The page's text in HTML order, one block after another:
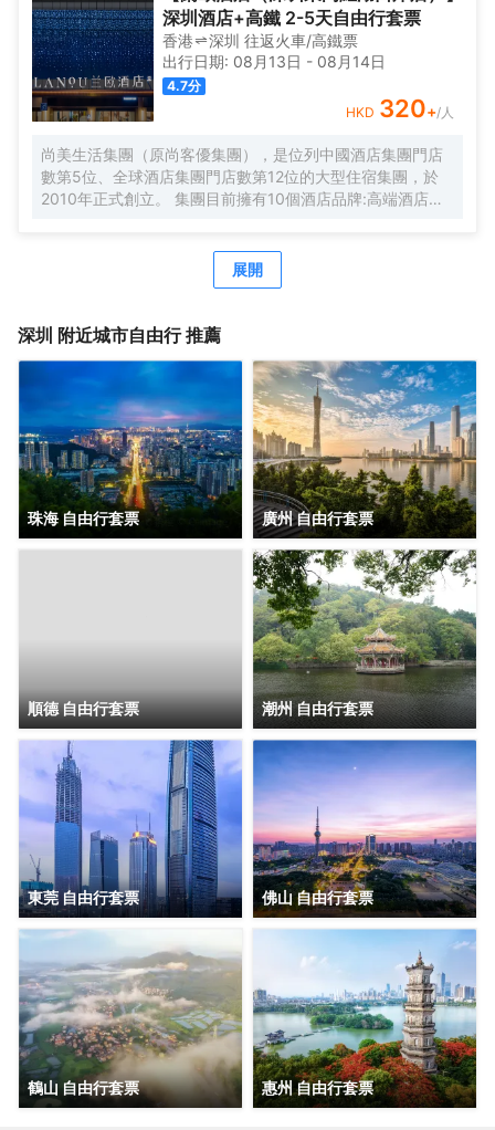
待，為您洗去一身疲憊。-影音娛樂:部分房間配備高清投影
儀，打造私人影院，享受震撼視聽盛宴。-貼心服務:酒店設有
洗衣房，並提供烘乾服務，解決您的洗衣煩惱，讓旅途更加
輕鬆自在。歡橙酒店是您商務出行、休閒度假的理想之選。
期待您的光臨！温馨提示，圖片僅供參考，無法涵蓋所有房
型，詳細的實物照片請諮詢酒店。
深圳酒店+高鐵 2-5天自由行套票
香港 深圳 往返火車/高鐵票
出行日期: 08月13日 - 08月14日
4.7分
HKD 320+/人
尚美生活集團（原尚客優集團），是位列中國酒店集團門店
數第5位、全球酒店集團門店數第12位的大型住宿集團，於
2010年正式創立。 集團目前擁有10個酒店品牌:高端酒店品
牌花美時、公寓品牌LIPPO公社。尚美生活旗下酒店超過
3500家（含在營店和籌建店），現已覆蓋全國31個省293座
團，尚美生活憑藉創新的商業模式、強大的品牌優勢和專業
創、共享大住宿共同體。未來，集團將不斷探索住宿業與互
聯網的結合、與新生活方式的結合，致力於成為全球領先的
生活服務連鎖平台，引領新尚美好生活。
展開
深圳 附近城市自由行 推薦
珠海 自由行套票 廣州 自由行套票
順德 自由行套票 潮州 自由行套票
東莞 自由行套票 佛山 自由行套票
鶴山 自由行套票 惠州 自由行套票